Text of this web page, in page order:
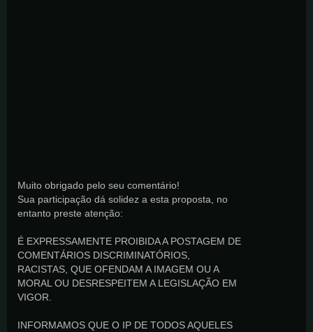
Muito obrigado pelo seu comentário!
Sua participação dá solidez a esta proposta, no
entanto preste atenção:
É EXPRESSAMENTE PROIBIDA A POSTAGEM DE
COMENTÁRIOS DISCRIMINATÓRIOS,
RACISTAS, QUE OFENDAM A IMAGEM OU A
MORAL OU DESRESPEITEM A LEGISLAÇÃO EM
VIGOR.
INFORMAMOS QUE O IP DE TODOS AQUELES